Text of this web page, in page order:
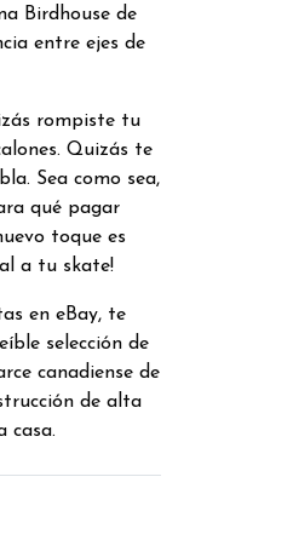
Birdhouse de
entre ejes de
rompiste tu
Quizás te
Sea como sea,
qué pagar
toque es
a tu skate!
en eBay, te
selección de
canadiense de
de alta
casa.